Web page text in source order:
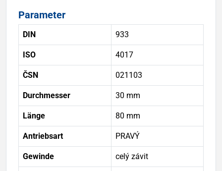
Parameter
DIN 933
ISO 4017
ČSN 021103
Durchmesser 30 mm
Länge 80 mm
Antriebsart PRAVÝ
Gewinde celý závit